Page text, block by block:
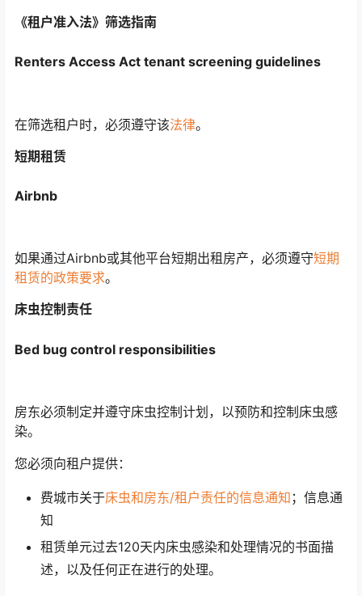
《租户准入法》筛选指南
Renters Access Act tenant screening guidelines
在筛选租户时，必须遵守该法律。
短期租赁
Airbnb
如果通过Airbnb或其他平台短期出租房产，必须遵守短期
租赁的政策要求。
床虫控制责任
Bed bug control responsibilities
房东必须制定并遵守床虫控制计划，以预防和控制床虫感
染。
您必须向租户提供：
费城市关于床虫和房东/租户责任的信息通知 ；信息通
知
租赁单元过去120天内床虫感染和处理情况的书面描
述，以及任何正在进行的处理。